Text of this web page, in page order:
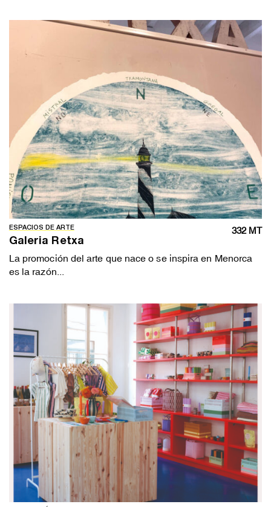
ESPACIOS DE ARTE 332 MT
Galeria Retxa
La promoción del arte que nace o se inspira en Menorca
es la razón...